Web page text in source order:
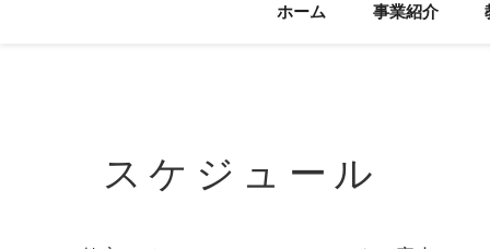
ホーム 事業紹介
スケジュール